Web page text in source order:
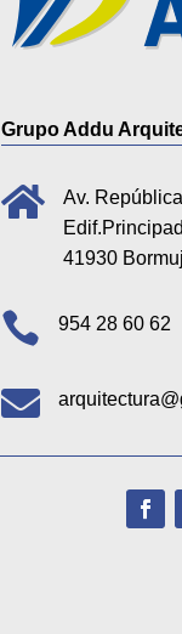
Grupo Addu

Av.
41930
 954 28 60 62
